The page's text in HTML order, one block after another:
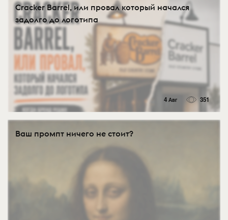
Cracker Barrel, или провал который начался
задолго до логотипа
4 Авг 351
Ваш промпт ничего не стоит?